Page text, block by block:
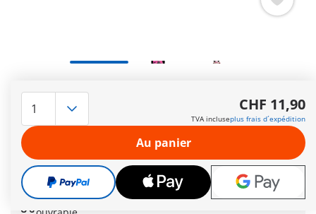
partout avec toi ! Les porte-clés PLAYMOBIL vous montrent les
filles emblématiques de la 1. génération dans le style
classique de PLAYMOBIL. Décide-toi pour le porte-clés
Draculaura dans son look rose et noir classique, et accroche-
le à ton sac, ton trousseau de clés ou ton sac à dos. Tu peux
ainsi présenter ton style monstrueux partout où tu veux.
Autres informations
Le délai de livraison est actuellement de 3 à 6 jours
CHF 11,90
TVA incluseplus frais d´expédition
Au panier